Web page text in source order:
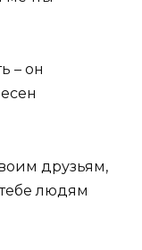
– он
друзьям,
людям